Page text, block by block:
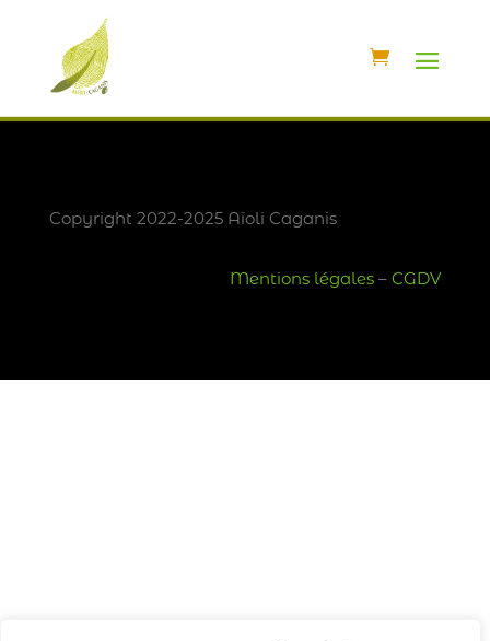
Copyright 2022-2025 Aïoli Caganis
Mentions légales –CGDV